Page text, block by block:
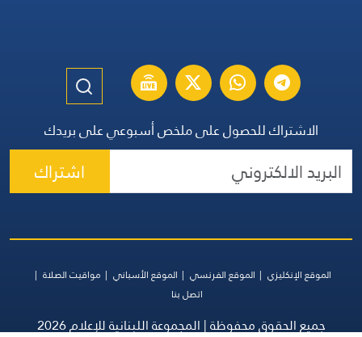
الاشتراك للحصول على ملخص أسبوعي على بريدك
اشتراك
الموقع الإنكليزي الموقع الفرنسي الموقع الأسباني
مواقيت الصلاة
اتصل بنا
جميع الحقوق محفوظة | المجموعة اللبنانية للإعلام 2026